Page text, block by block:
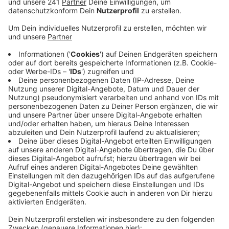
Anzeige
motiviert werden, in der Region zu bauen und dabei
Förderungen des Land NRW zu nutzen. Das
Förderprogramm gilt für die Städte und den nahen
Umkreis von Windeck, Eitorf, Ruppichteroth,
Neunkirchen-Seelscheid und Much. Es bezieht sich auf
den Neubau von Häusern mit 8 bis 12 Wohnungen, die
dann von Personen mit Wohnberechtigungsschein
gemietet werden können. Im Förderfall will sich der
Kreis am Eigenanteil der Investoren beteiligen, die
Grunderwerbssteuer erstatten und - sollten die
Wohnungen länger leer stehen - bis zu drei Monate die
ausgebliebene Miete erstatten. Eine endgültige
Entscheidung muss der Kreistag am 18. März treffen.
TH